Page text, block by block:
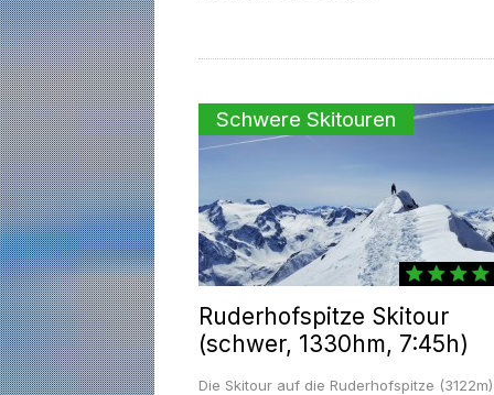
Schwere Skitouren
Ruderhofspitze Skitour
(schwer, 1330hm, 7:45h)
Die Skitour auf die Ruderhofspitze (3122m)